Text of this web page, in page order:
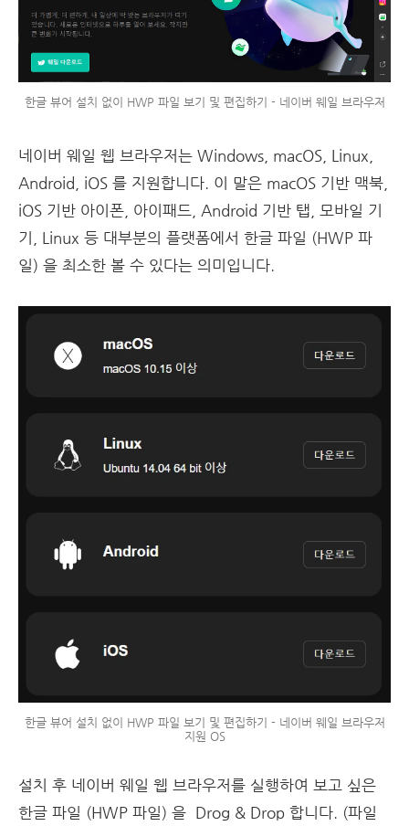
한글 뷰어 설치 없이 HWP 파일 보기 및 편집하기 - 네이버 웨일 브라우저
네이버 웨일 웹 브라우저는 Windows, macOS, Linux,
Android, iOS 를 지원합니다. 이 말은 macOS 기반 맥북,
iOS 기반 아이폰, 아이패드, Android 기반 탭, 모바일 기
기, Linux 등 대부분의 플랫폼에서 한글 파일 (HWP 파
일) 을 최소한 볼 수 있다는 의미입니다.
한글 뷰어 설치 없이 HWP 파일 보기 및 편집하기 - 네이버 웨일 브라우저
지원 OS
설치 후 네이버 웨일 웹 브라우저를 실행하여 보고 싶은
한글 파일 (HWP 파일) 을 Drog & Drop 합니다. (파일